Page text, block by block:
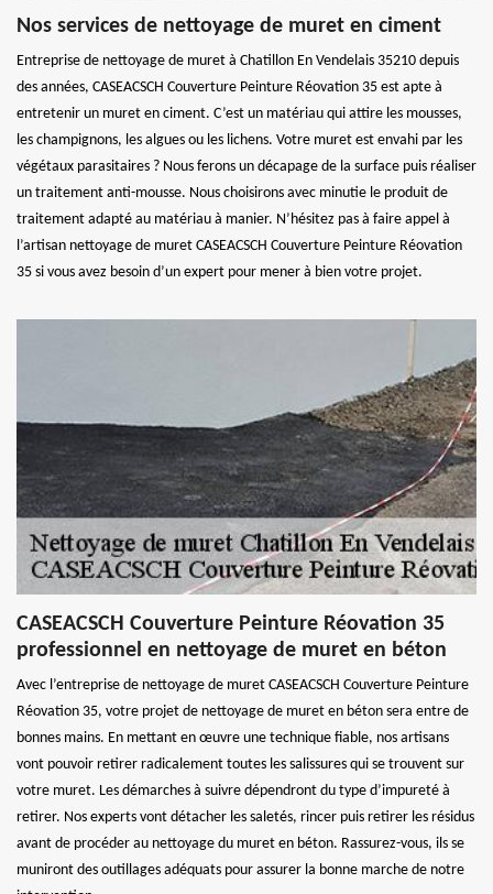
Nos services de nettoyage de muret en ciment
Entreprise de nettoyage de muret à Chatillon En Vendelais 35210 depuis
des années, CASEACSCH Couverture Peinture Réovation 35 est apte à
entretenir un muret en ciment. C’est un matériau qui attire les mousses,
les champignons, les algues ou les lichens. Votre muret est envahi par les
végétaux parasitaires ? Nous ferons un décapage de la surface puis réaliser
un traitement anti-mousse. Nous choisirons avec minutie le produit de
traitement adapté au matériau à manier. N’hésitez pas à faire appel à
l’artisan nettoyage de muret CASEACSCH Couverture Peinture Réovation
35 si vous avez besoin d’un expert pour mener à bien votre projet.
CASEACSCH Couverture Peinture Réovation 35
professionnel en nettoyage de muret en béton
Avec l’entreprise de nettoyage de muret CASEACSCH Couverture Peinture
Réovation 35, votre projet de nettoyage de muret en béton sera entre de
bonnes mains. En mettant en œuvre une technique fiable, nos artisans
vont pouvoir retirer radicalement toutes les salissures qui se trouvent sur
votre muret. Les démarches à suivre dépendront du type d’impureté à
retirer. Nos experts vont détacher les saletés, rincer puis retirer les résidus
avant de procéder au nettoyage du muret en béton. Rassurez-vous, ils se
muniront des outillages adéquats pour assurer la bonne marche de notre